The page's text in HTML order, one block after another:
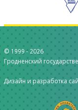
Гродненский